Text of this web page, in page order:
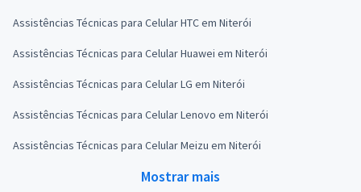
Assistências Técnicas para Celular HTC em Niterói
Assistências Técnicas para Celular Huawei em Niterói
Assistências Técnicas para Celular LG em Niterói
Assistências Técnicas para Celular Lenovo em Niterói
Assistências Técnicas para Celular Meizu em Niterói
Mostrar mais